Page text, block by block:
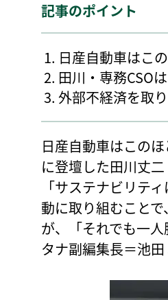
記事のポイント
日産自動車はこ
田川・専務CSO
外部不経済を取
日産自動車はこの
に登壇した田川丈
「サステナビリテ
動に取り組むこと
が、「それでも一
タナ副編集長＝池田